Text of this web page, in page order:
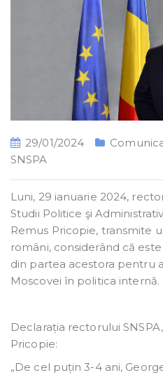
29/01/2024
SNSPA
Luni, 29 ianuarie 2024,
Studii Politice şi
Remus Pricopie, transmite
români, considerând că
din partea acestora pentru
Moscovei în politica internă.
Declarația rectorului
Pricopie:
„De cel puțin 3-4 ani,